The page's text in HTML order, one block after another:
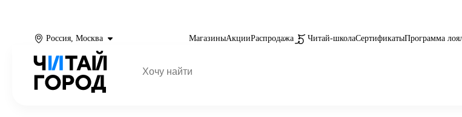
Россия, Москва МагазиныАкцииРаспродажа Читай-школаСертификатыПрограмма